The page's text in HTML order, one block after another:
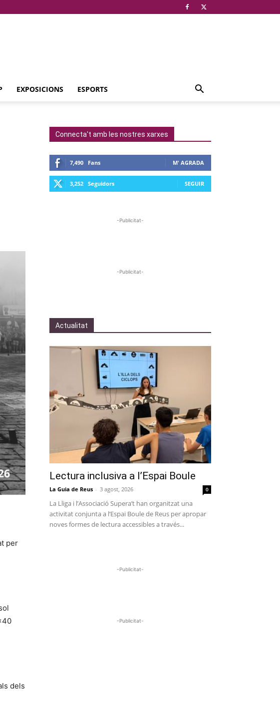
EXPOSICIONS ESPORTS
per
dels
Connecta't amb les nostres xarxes
7,490 Fans M' AGRADA
3,252 Seguidors SEGUIR
-Publicitat-
-Publicitat-
Actualitat
Lectura inclusiva a l’Espai Boule
La Guia de Reus - 3 agost, 2026 0
La Lliga i l’Associació Supera’t han organitzat una
activitat conjunta a l’Espai Boule de Reus per apropar
noves formes de lectura accessibles a través...
-Publicitat-
-Publicitat-